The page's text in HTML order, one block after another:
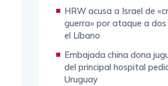
HRW acusa a Israel de
guerra» por ataque a
el Líbano
Embajada china dona
del principal hospital
Uruguay